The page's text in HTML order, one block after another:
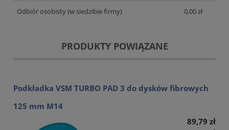
Odbiór osobisty(w siedzibie firmy) 0,00 zł
PRODUKTY POWIĄZANE
Podkładka VSM TURBO PAD 3 do dysków fibrowych
125 mm M14
89,79 zł